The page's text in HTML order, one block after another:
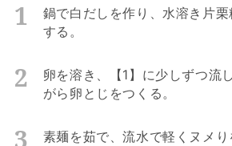
鍋で白だしを作り、水溶き片
する。
卵を溶き、【1】に少しずつ流
がら卵とじをつくる。
素麺を茹で、流水で軽くヌメ